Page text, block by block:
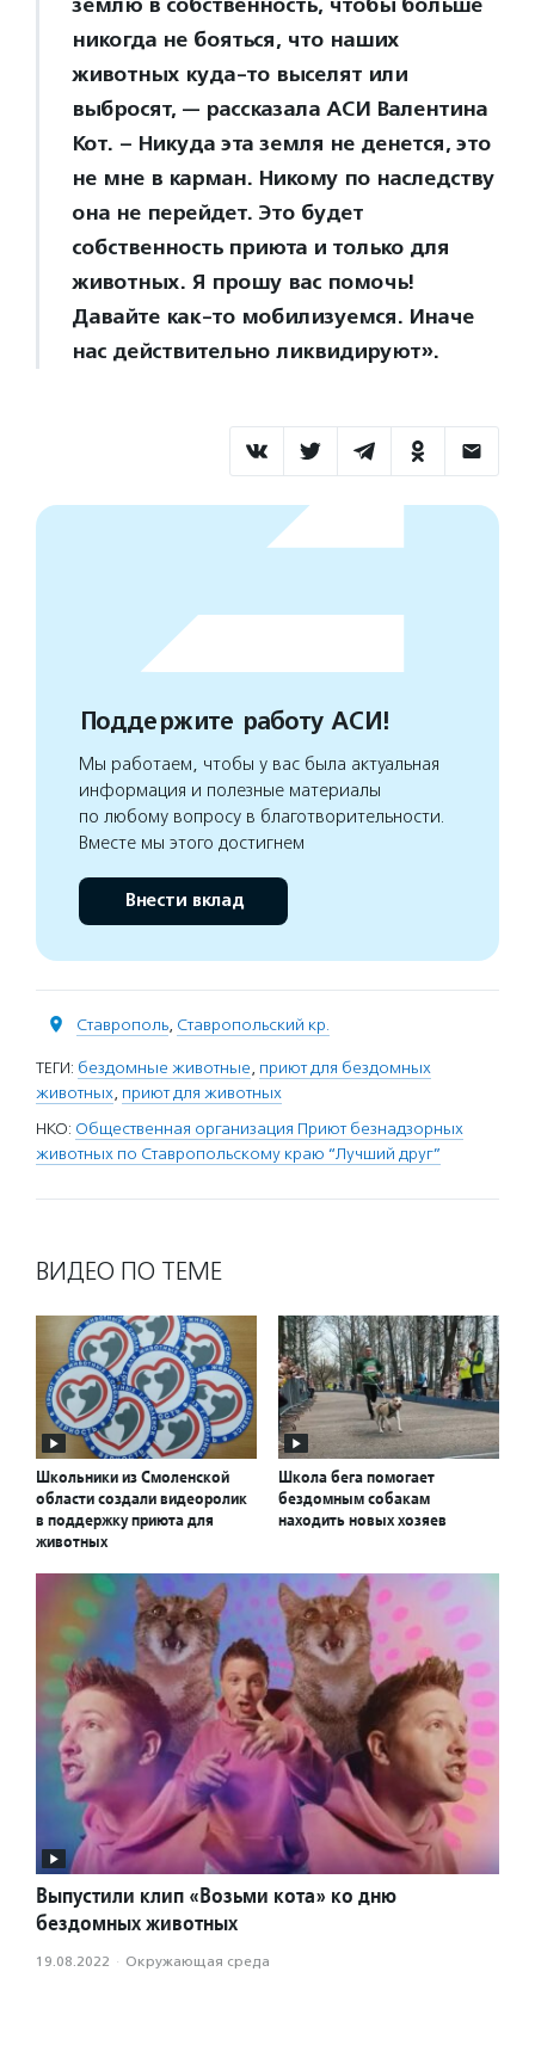
никогда не бояться, что наших
животных куда-то выселят или
выбросят, — рассказала АСИ Валентина
Кот. – Никуда эта земля не денется, это
не мне в карман. Никому по наследству
она не перейдет. Это будет
собственность приюта и только для
животных. Я прошу вас помочь!
Давайте как-то мобилизуемся. Иначе
нас действительно ликвидируют».
Поддержите работу АСИ!
Мы работаем, чтобы у вас была актуальная
информация и полезные материалы
по любому вопросу в благотворительности.
Вместе мы этого достигнем
Внести вклад
Ставрополь, Ставропольский кр.
ТЕГИ: бездомные животные, приют для бездомных
животных, приют для животных
НКО: Общественная организация Приют безнадзорных
животных по Ставропольскому краю “Лучший друг”
ВИДЕО ПО ТЕМЕ
Школьники из Смоленской
области создали видеоролик
в поддержку приюта для
животных
Школа бега помогает
бездомным собакам
находить новых хозяев
Выпустили клип «Возьми кота» ко дню
бездомных животных
19.08.2022 · Окружающая среда